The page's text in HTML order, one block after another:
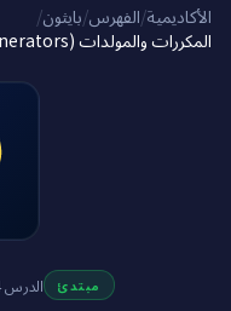
الأكاديمية/الفهرس/بايثون/
المكررات والمولدات (Iterators and Generators)
مبتدئ الدرس 14 من 19